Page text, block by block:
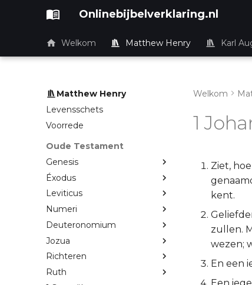
Onlinebijbelverklaring.nl
Welkom Matthew Henry Karl
Matthew Henry
Levensschets
Voorrede
Oude Testament
Genesis
Éxodus
Leviticus
Numeri
Deuteronomium
Jozua
Richteren
Ruth
Welkom
1
Ziet,
kent.
zullen.
wezen;
En een